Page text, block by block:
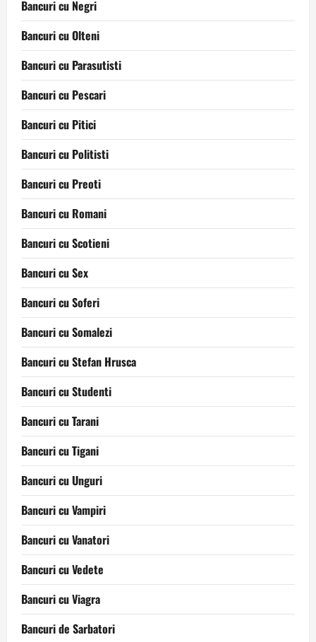
Bancuri cu Negri
Bancuri cu Olteni
Bancuri cu Parasutisti
Bancuri cu Pescari
Bancuri cu Pitici
Bancuri cu Politisti
Bancuri cu Preoti
Bancuri cu Romani
Bancuri cu Scotieni
Bancuri cu Sex
Bancuri cu Soferi
Bancuri cu Somalezi
Bancuri cu Stefan Hrusca
Bancuri cu Studenti
Bancuri cu Tarani
Bancuri cu Tigani
Bancuri cu Unguri
Bancuri cu Vampiri
Bancuri cu Vanatori
Bancuri cu Vedete
Bancuri cu Viagra
Bancuri de Sarbatori